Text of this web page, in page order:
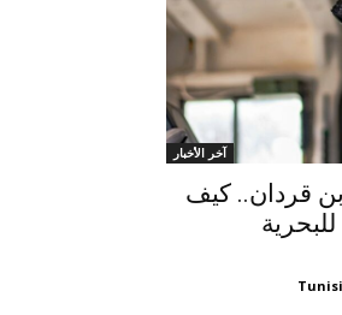
آخر الأخبار
قردان.. كيف